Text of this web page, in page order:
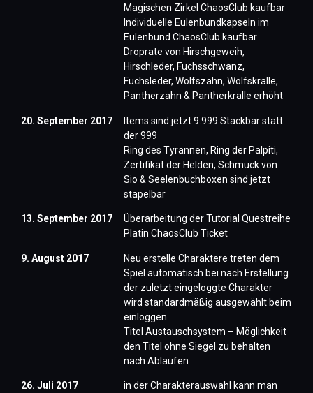
Magischen Zirkel ChaosClub kaufbar
Individuelle Eulenbundkapseln im
Eulenbund ChaosClub kaufbar
Droprate von Hirschgeweih,
Hirschleder, Fuchsschwanz,
Fuchsleder, Wolfszahn, Wolfskralle,
Pantherzahn & Pantherkralle erhöht
20. September 2017
Items sind jetzt 9.999 Stackbar statt
der 999
Ring des Tyrannen, Ring der Palpiti,
Zertifikat der Helden, Schmuck von
Sio & Seelenbuchboxen sind jetzt
stapelbar
13. September 2017
Überarbeitung der Tutorial Questreihe
Platin ChaosClub Ticket
9. August 2017
Neu erstelle Charaktere treten dem
Spiel automatisch bei nach Erstellung
der zuletzt eingeloggte Charakter
wird standardmäßig ausgewählt beim
einloggen
Titel Austauschsystem – Möglichkeit
den Titel ohne Siegel zu behalten
nach Ablaufen
26. Juli 2017
in der Charakterauswahl kann man